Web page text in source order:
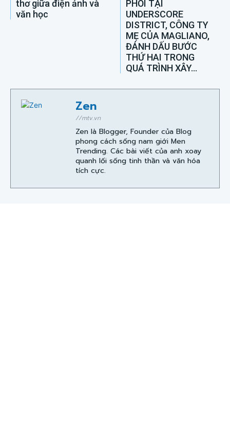
thơ giữa điện ảnh và
văn học
PHỐI TẠI
UNDERSCORE
DISTRICT, CÔNG TY
MẸ CỦA MAGLIANO,
ĐÁNH DẤU BƯỚC
THỨ HAI TRONG
QUÁ TRÌNH XÂY...
Zen
//mtv.vn
Zen là Blogger, Founder của Blog
phong cách sống nam giới Men
Trending. Các bài viết của anh xoay
quanh lối sống tinh thần và văn hóa
tích cực.